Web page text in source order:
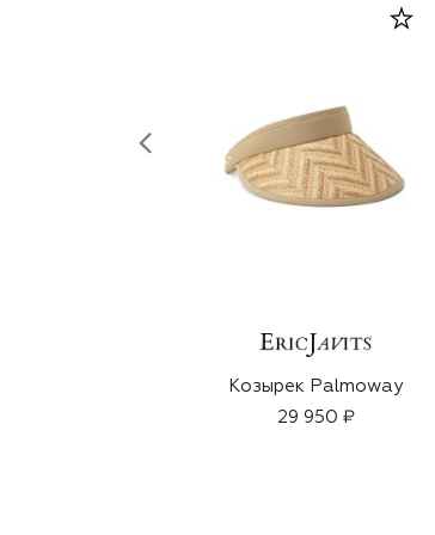
Козырек Palmoway
29 950 ₽